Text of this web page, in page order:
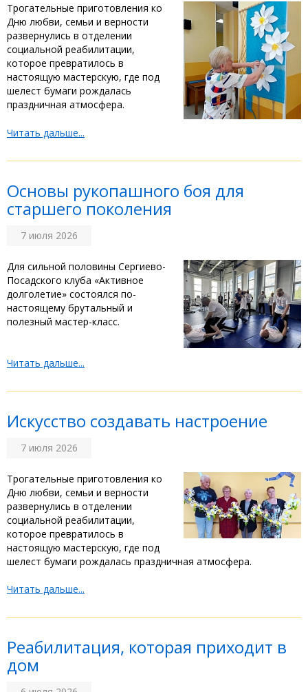
Трогательные приготовления ко
Дню любви, семьи и верности
развернулись в отделении
социальной реабилитации,
которое превратилось в
настоящую мастерскую, где под
шелест бумаги рождалась
праздничная атмосфера. ‎
Читать дальше...
‎Основы рукопашного боя для
старшего поколения
7 июля 2026
‎Для сильной половины Сергиево-
Посадского клуба «Активное
долголетие» состоялся по-
настоящему брутальный и
полезный мастер-класс.
Читать дальше...
Искусство создавать настроение
7 июля 2026
‎Трогательные приготовления ко
Дню любви, семьи и верности
развернулись в отделении
социальной реабилитации,
которое превратилось в
настоящую мастерскую, где под
шелест бумаги рождалась праздничная атмосфера. ‎
Читать дальше...
‎Реабилитация, которая приходит в
дом